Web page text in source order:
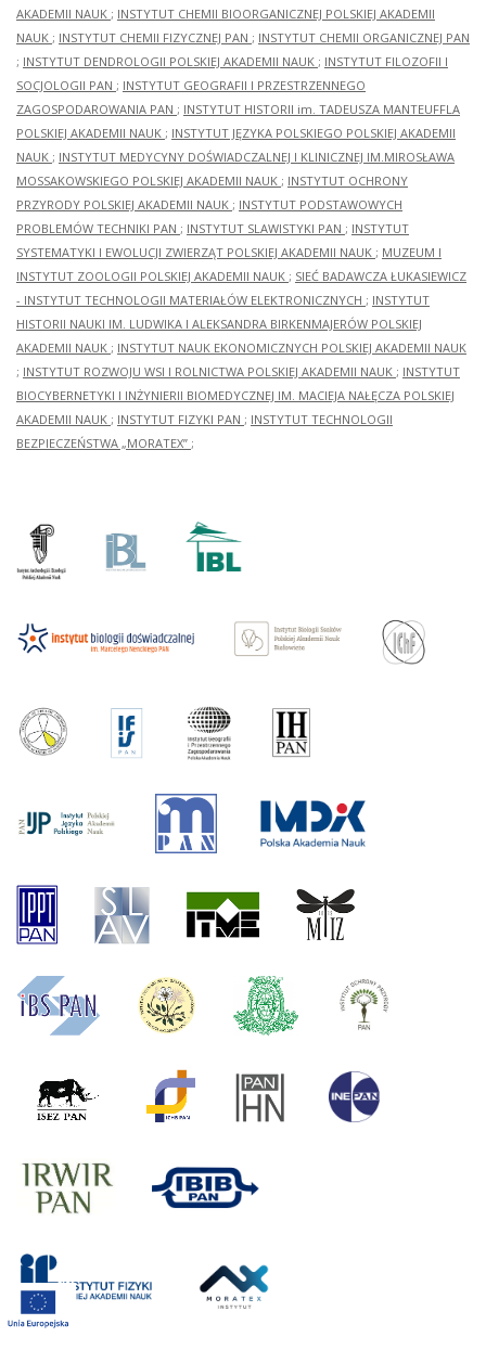
AKADEMII NAUK ; INSTYTUT CHEMII BIOORGANICZNEJ POLSKIEJ AKADEMII
NAUK ; INSTYTUT CHEMII FIZYCZNEJ PAN ; INSTYTUT CHEMII ORGANICZNEJ PAN
; INSTYTUT DENDROLOGII POLSKIEJ AKADEMII NAUK ; INSTYTUT FILOZOFII I
SOCJOLOGII PAN ; INSTYTUT GEOGRAFII I PRZESTRZENNEGO
ZAGOSPODAROWANIA PAN ; INSTYTUT HISTORII im. TADEUSZA MANTEUFFLA
POLSKIEJ AKADEMII NAUK ; INSTYTUT JĘZYKA POLSKIEGO POLSKIEJ AKADEMII
NAUK ; INSTYTUT MEDYCYNY DOŚWIADCZALNEJ I KLINICZNEJ IM.MIROSŁAWA
MOSSAKOWSKIEGO POLSKIEJ AKADEMII NAUK ; INSTYTUT OCHRONY
PRZYRODY POLSKIEJ AKADEMII NAUK ; INSTYTUT PODSTAWOWYCH
PROBLEMÓW TECHNIKI PAN ; INSTYTUT SLAWISTYKI PAN ; INSTYTUT
SYSTEMATYKI I EWOLUCJI ZWIERZĄT POLSKIEJ AKADEMII NAUK ; MUZEUM I
INSTYTUT ZOOLOGII POLSKIEJ AKADEMII NAUK ; SIEĆ BADAWCZA ŁUKASIEWICZ
- INSTYTUT TECHNOLOGII MATERIAŁÓW ELEKTRONICZNYCH ; INSTYTUT
HISTORII NAUKI IM. LUDWIKA I ALEKSANDRA BIRKENMAJERÓW POLSKIEJ
AKADEMII NAUK ; INSTYTUT NAUK EKONOMICZNYCH POLSKIEJ AKADEMII NAUK
; INSTYTUT ROZWOJU WSI I ROLNICTWA POLSKIEJ AKADEMII NAUK ; INSTYTUT
BIOCYBERNETYKI I INŻYNIERII BIOMEDYCZNEJ IM. MACIEJA NAŁĘCZA POLSKIEJ
AKADEMII NAUK ; INSTYTUT FIZYKI PAN ; INSTYTUT TECHNOLOGII
BEZPIECZEŃSTWA „MORATEX” ;